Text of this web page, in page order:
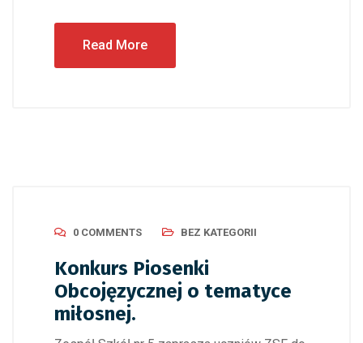
Read More
0 COMMENTS BEZ KATEGORII
Konkurs Piosenki
Obcojęzycznej o tematyce
miłosnej.